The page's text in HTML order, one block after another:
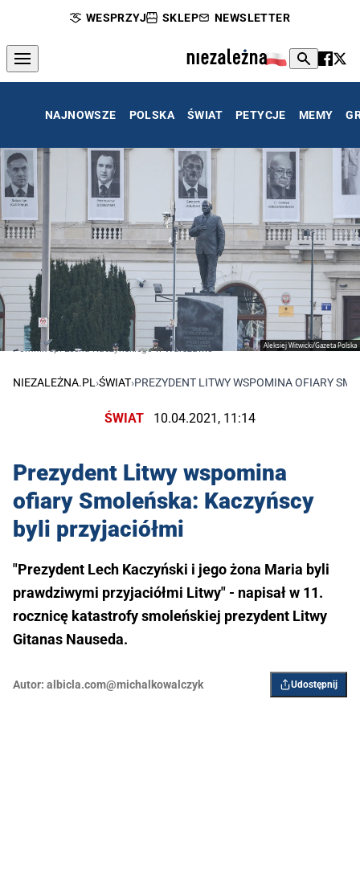
WESPRZYJ SKLEP NEWSLETTER
NAJNOWSZE POLSKA ŚWIAT PETYCJE MEMY
Aleksiej Witwicki/Gazeta Polska
Pomnik śp. Lecha Kaczyńskiego w Warszawie
NIEZALEŻNA.PL›ŚWIAT›PREZYDENT LITWY WSPOMINA OFIARY
ŚWIAT 10.04.2021, 11:14
Prezydent Litwy wspomina
ofiary Smoleńska: Kaczyńscy
byli przyjaciółmi
"Prezydent Lech Kaczyński i jego żona Maria byli
prawdziwymi przyjaciółmi Litwy" - napisał w 11.
rocznicę katastrofy smoleńskiej prezydent Litwy
Gitanas Nauseda.
Autor: albicla.com@michalkowalczyk Udostępnij